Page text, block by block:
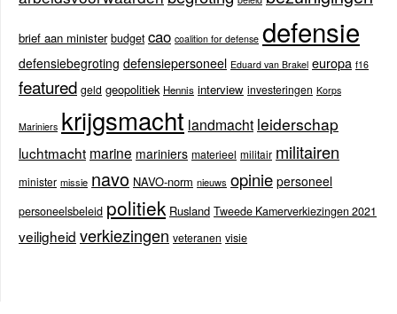
brief aan minister budget cao coalition for defense defensie
defensiebegroting defensiepersoneel Eduard van Brakel europa f16
featured geld geopolitiek Hennis interview investeringen Korps
Mariniers krijgsmacht landmacht leiderschap
luchtmacht marine mariniers materieel militair militairen
minister missie navo NAVO-norm nieuws opinie personeel
personeelsbeleid politiek Rusland Tweede Kamerverkiezingen 2021
veiligheid verkiezingen veteranen visie